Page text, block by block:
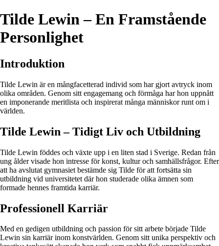
Tilde Lewin – En Framstående
Personlighet
Introduktion
Tilde Lewin är en mångfacetterad individ som har gjort avtryck inom
olika områden. Genom sitt engagemang och förmåga har hon uppnått
en imponerande meritlista och inspirerat många människor runt om i
världen.
Tilde Lewin – Tidigt Liv och Utbildning
Tilde Lewin föddes och växte upp i en liten stad i Sverige. Redan från
ung ålder visade hon intresse för konst, kultur och samhällsfrågor. Efter
att ha avslutat gymnasiet bestämde sig Tilde för att fortsätta sin
utbildning vid universitetet där hon studerade olika ämnen som
formade hennes framtida karriär.
Professionell Karriär
Med en gedigen utbildning och passion för sitt arbete började Tilde
Lewin sin karriär inom konstvärlden. Genom sitt unika perspektiv och